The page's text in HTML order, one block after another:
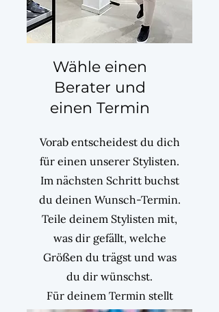
Wähle einen
Berater und
einen Termin
Vorab entscheidest du dich
für einen unserer Stylisten.
Im nächsten Schritt buchst
du deinen Wunsch-Termin.
Teile deinem Stylisten mit,
was dir gefällt, welche
Größen du trägst und was
du dir wünschst.
Für deinem Termin stellt